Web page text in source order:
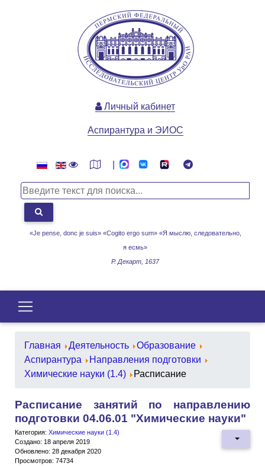
«Je pense, donc je suis» «Cogito ergo sum» «Я мыслю, следовательно,
я есмь»
Р. Декарт, 1637
Личный кабинет
Аспирантура и ЭИОС
Главная Деятельность
Образование
Аспирантура
Направления подготовки
Химические науки (1.4)
Расписание
Расписание занятий по направлению
подготовки 04.06.01 "Химические науки"
Категория: Химические науки (1.4)
Создано: 18 апреля 2019
Обновлено: 28 декабря 2020
Просмотров: 74734